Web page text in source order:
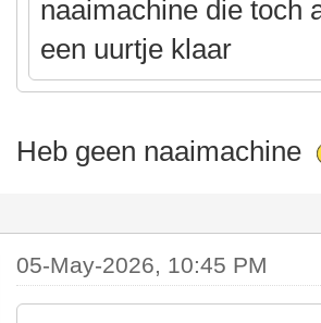
naaimachine die toch
een uurtje klaar
Heb geen naaimachine
05-May-2026, 10:45 PM